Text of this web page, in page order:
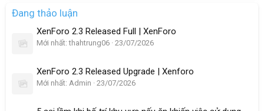
Đang thảo luận
XenForo 2.3 Released Full | XenForo
Mới nhất: thahtrung06 23/07/2026
XenForo 2.3 Released Upgrade | Xenforo
Mới nhất: Admin 23/07/2026